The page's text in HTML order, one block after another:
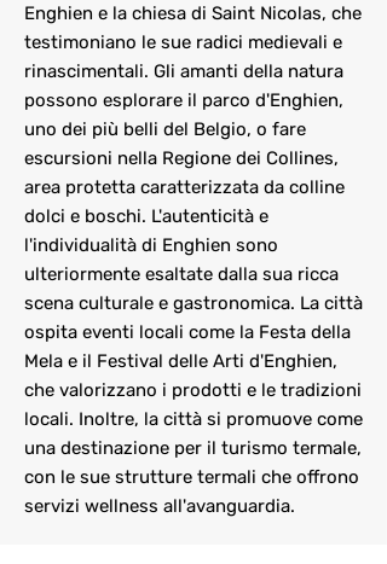
Enghien e la chiesa di Saint Nicolas, che
testimoniano le sue radici medievali e
rinascimentali. Gli amanti della natura
possono esplorare il parco d'Enghien,
uno dei più belli del Belgio, o fare
escursioni nella Regione dei Collines,
area protetta caratterizzata da colline
dolci e boschi. L'autenticità e
l'individualità di Enghien sono
ulteriormente esaltate dalla sua ricca
scena culturale e gastronomica. La città
ospita eventi locali come la Festa della
Mela e il Festival delle Arti d'Enghien,
che valorizzano i prodotti e le tradizioni
locali. Inoltre, la città si promuove come
una destinazione per il turismo termale,
con le sue strutture termali che offrono
servizi wellness all'avanguardia.